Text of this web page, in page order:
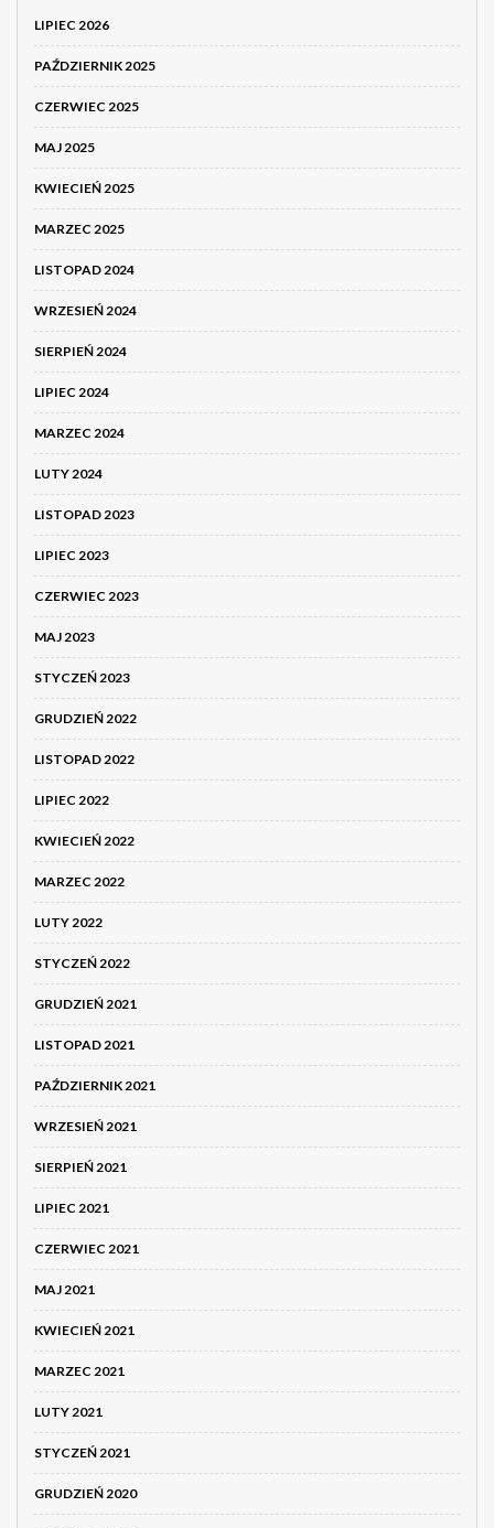
LIPIEC 2026
PAŹDZIERNIK 2025
CZERWIEC 2025
MAJ 2025
KWIECIEŃ 2025
MARZEC 2025
LISTOPAD 2024
WRZESIEŃ 2024
SIERPIEŃ 2024
LIPIEC 2024
MARZEC 2024
LUTY 2024
LISTOPAD 2023
LIPIEC 2023
CZERWIEC 2023
MAJ 2023
STYCZEŃ 2023
GRUDZIEŃ 2022
LISTOPAD 2022
LIPIEC 2022
KWIECIEŃ 2022
MARZEC 2022
LUTY 2022
STYCZEŃ 2022
GRUDZIEŃ 2021
LISTOPAD 2021
PAŹDZIERNIK 2021
WRZESIEŃ 2021
SIERPIEŃ 2021
LIPIEC 2021
CZERWIEC 2021
MAJ 2021
KWIECIEŃ 2021
MARZEC 2021
LUTY 2021
STYCZEŃ 2021
GRUDZIEŃ 2020